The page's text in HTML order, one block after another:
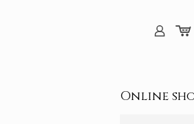
Online